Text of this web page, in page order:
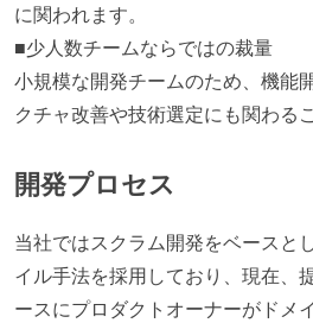
に関われます。
■少人数チームならではの裁量
小規模な開発チームのため、機能
クチャ改善や技術選定にも関わる
開発プロセス
当社ではスクラム開発をベースと
イル手法を採用しており、現在、
ースにプロダクトオーナーがドメ